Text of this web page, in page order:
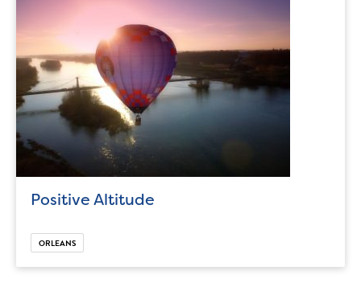
Positive Altitude
ORLEANS